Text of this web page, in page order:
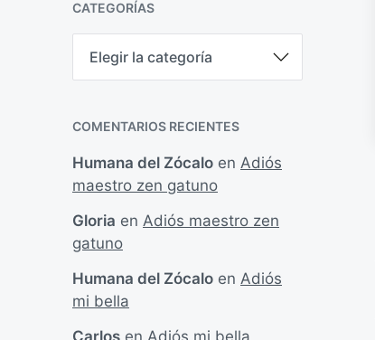
CATEGORÍAS
t
o
í
a
COMENTARIOS RECIENTES
Humana del Zócalo en Adiós
maestro zen gatuno
Gloria en Adiós maestro zen
gatuno
Humana del Zócalo en Adiós
mi bella
Carlos en Adiós mi bella